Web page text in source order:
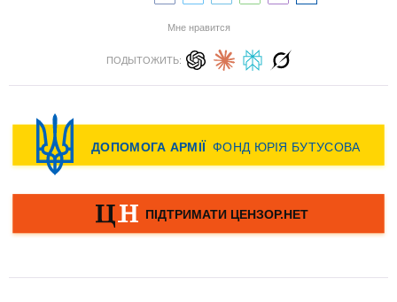
Мне нравится
ПОДЫТОЖИТЬ: